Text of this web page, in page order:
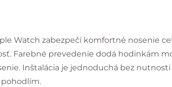
Watch zabezpečí komfortné nosenie
Farebné prevedenie dodá hodinkám
Inštalácia je jednoduchá bez
pohodlím.